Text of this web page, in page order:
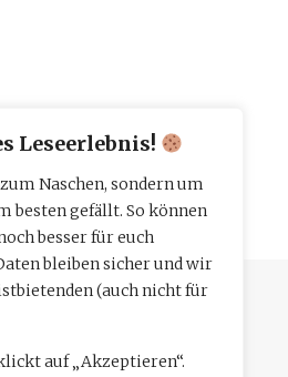
Leseerlebnis!
Naschen, sondern um
besten gefällt. So können
besser für euch
bleiben sicher und wir
(auch nicht für
auf „Akzeptieren“.